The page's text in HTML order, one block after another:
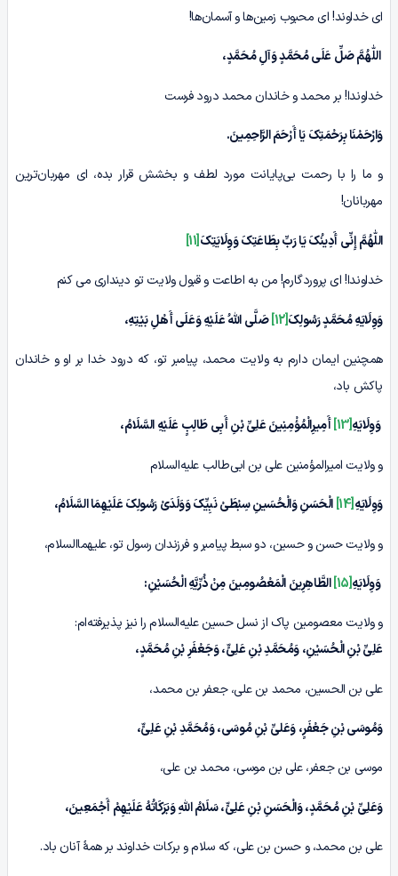
ای خداوند! ای محبوب زمین‌ها و آسمان‌ها!
اللّٰهُمَّ صَلِّ عَلَی مُحَمَّدٍ وَآلِ مُحَمَّدٍ،
خداوندا! بر محمد و خاندان محمد درود فرست
وَارْحَمْنَا بِرَحْمَتِکَ یَا أَرْحَمَ الرَّاحِمِینَ.
و ما را با رحمت بی‌پایانت مورد لطف و بخشش قرار بده، ای مهربان‌ترین
مهربانان!
اللّٰهُمَّ إِنِّی أَدِینُکَ یَا رَبِّ بِطَاعَتِکَ وَوِلَایَتِکَ[11]
خداوندا! ای پروردگارم! من به اطاعت و قبول ولایت تو دینداری می کنم
وَوِلَایَهِ مُحَمَّدٍ رَسُولِکَ[12] صَلَّی اللّٰهُ عَلَیْهِ وَعَلَی أَهْلِ بَیْتِهِ،
همچنین ایمان دارم به ولایت محمد، پیامبر تو، که درود خدا بر او و خاندان
پاکش باد،
وَوِلَایَهِ[13] أَمِیرِالْمُؤْمِنِینَ عَلِیِّ بْنِ أَبِی طَالِبٍ عَلَیْهِ السَّلَامُ،
و ولایت امیرالمؤمنین علی بن ابی‌طالب علیه‌السلام
وَوِلَایَهِ[14] الْحَسَنِ وَالْحُسَینِ سِبْطَیْ نَبِیِّکَ وَوَلَدَیْ رَسُولِکَ عَلَیْهِمَا السَّلَامُ،
و ولایت حسن و حسین، دو سبط پیامبر و فرزندان رسول تو، علیهماالسلام،
وَوِلَایَهِ[15] الطَّاهِرِینَ الْمَعْصُومِینَ مِنْ ذُرِّیَّهِ الْحُسَیْنِ:
و ولایت معصومین پاک از نسل حسین علیه‌السلام را نیز پذیرفته‌ام:
عَلِیِّ بْنِ الْحُسَیْنِ، وَمُحَمَّدِ بْنِ عَلِیٍّ، وَجَعْفَرِ بْنِ مُحَمَّدٍ،
علی بن الحسین، محمد بن علی، جعفر بن محمد،
وَمُوسَی بْنِ جَعْفَرٍ، وَعَلیِّ بْنِ مُوسَی، وَمُحَمَّدِ بْنِ عَلِیٍّ،
موسی بن جعفر، علی بن موسی، محمد بن علی،
وَعَلِیِّ بْنِ مُحَمَّدٍ، وَالْحَسَنِ بْنِ عَلِیٍّ، سَلَامُ اللّٰهِ وَبَرَکَاتُهُ عَلَیْهِمْ أَجْمَعِینَ،
علی بن محمد، و حسن بن علی، که سلام و برکات خداوند بر همۀ آنان باد.